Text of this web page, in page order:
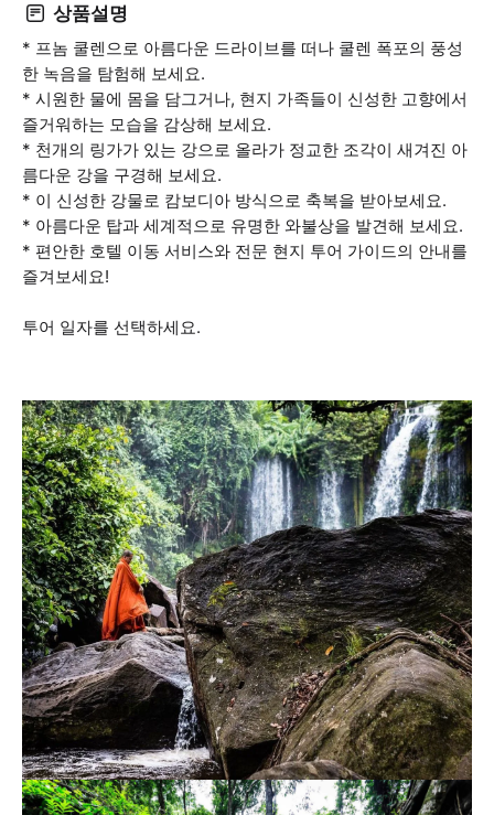
상품설명
* 프놈 쿨렌으로 아름다운 드라이브를 떠나 쿨렌 폭포의 풍성
한 녹음을 탐험해 보세요.
* 시원한 물에 몸을 담그거나, 현지 가족들이 신성한 고향에서
즐거워하는 모습을 감상해 보세요.
* 천개의 링가가 있는 강으로 올라가 정교한 조각이 새겨진 아
름다운 강을 구경해 보세요.
* 이 신성한 강물로 캄보디아 방식으로 축복을 받아보세요.
* 아름다운 탑과 세계적으로 유명한 와불상을 발견해 보세요.
* 편안한 호텔 이동 서비스와 전문 현지 투어 가이드의 안내를
즐겨보세요!
투어 일자를 선택하세요.